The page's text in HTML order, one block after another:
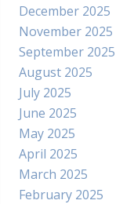
December 2025
November 2025
September 2025
August 2025
July 2025
June 2025
May 2025
April 2025
March 2025
February 2025